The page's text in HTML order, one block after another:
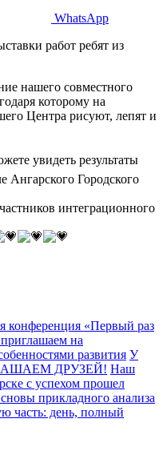
WhatsApp
работ ребят из
нашего совместного
которому на
Центра рисуют, лепят и
увидеть результаты
Ангарского Городского
интеграционного
конференция «Первый раз
на
развития У
ДРУЗЕЙ! Наш
с успехом прошел
прикладного анализа
часть: день, полный